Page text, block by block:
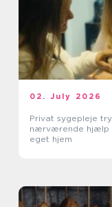
02. July 2026
Privat sygepleje tryg,
nærværende hjælp
eget hjem